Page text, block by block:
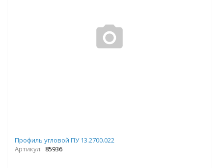
Профиль угловой ПУ 13.2700.022
Артикул: 85936